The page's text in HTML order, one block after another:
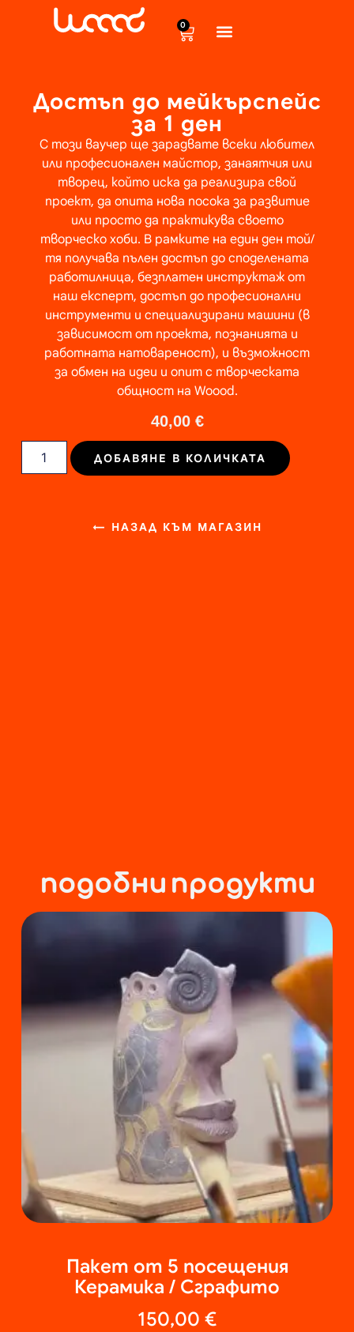
0
← НАЗАД КЪМ МАГАЗИН
Достъп до мейкърспейс
за 1 ден
С този ваучер ще зарадвате всеки любител
или професионален майстор, занаятчия или
творец, който иска да реализира свой
проект, да опита нова посока за развитие
или просто да практикува своето
творческо хоби. В рамките на един ден той/
тя получава пълен достъп до споделената
работилница, безплатен инструктаж от
наш експерт, достъп до професионални
инструменти и специализирани машини (в
зависимост от проекта, познанията и
работната натовареност), и възможност
за обмен на идеи и опит с творческата
общност на Woood.
40,00 €
ДОБАВЯНЕ В КОЛИЧКАТА
подобни продукти
Пакет от 5 посещения
Керамика / Сграфито
150,00 €